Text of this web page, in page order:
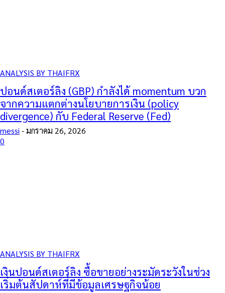
ANALYSIS BY THAIFRX
ปอนด์สเตอร์ลิง (GBP) กำลังได้ momentum บวก
จากความแตกต่างนโยบายการเงิน (policy
divergence) กับ Federal Reserve (Fed)
messi -มกราคม 26, 2026
0
ANALYSIS BY THAIFRX
เงินปอนด์สเตอร์ลิง ซื้อขายอย่างระมัดระวังในช่วง
เริ่มต้นสัปดาห์ที่มีข้อมูลเศรษฐกิจน้อย